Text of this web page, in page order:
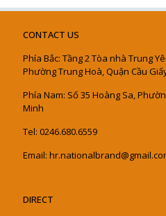
CONTACT US
Phía Bắc: Tầng 2 Tòa nhà Trung
Phường Trung Hoà, Quận Cầu
Phía Nam: Số 35 Hoàng Sa,
Minh
Tel: 0246.680.6559
Email:
DIRECT